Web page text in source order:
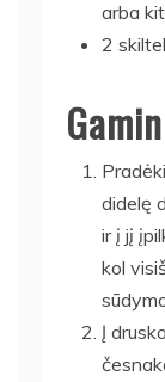
arba
2
didelę
ir į jį
kol
Į